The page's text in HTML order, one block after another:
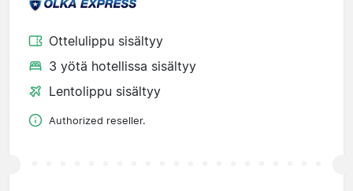
Ottelulippu sisältyy
3 yötä hotellissa sisältyy
Lentolippu sisältyy
Authorized reseller.